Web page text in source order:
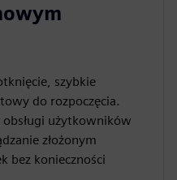
szybkie
do rozpoczęcia.
użytkowników
złożonym
bez konieczności